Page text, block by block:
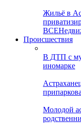
Жильё в
ВСЕ
Происшествия
В ДТП с
иномарке
Молодой